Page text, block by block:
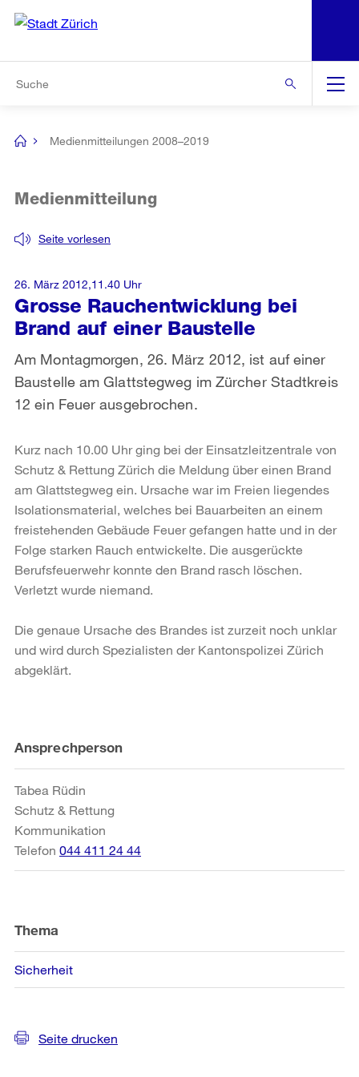
Navigation
[no
Medienmitteilungen 2008–2019
Grosse Rauchentwicklung bei
Brand auf einer Baustelle
Seite vorlesen
Medienmitteilung
Am Montagmorgen, 26. März 2012, ist auf einer
Baustelle am Glattstegweg im Zürcher Stadtkreis
12 ein Feuer ausgebrochen.
26. März 2012,11.40 Uhr
Kurz nach 10.00 Uhr ging bei der Einsatzleitzentrale von
Schutz & Rettung Zürich die Meldung über einen Brand
am Glattstegweg ein. Ursache war im Freien liegendes
Isolationsmaterial, welches bei Bauarbeiten an einem
freistehenden Gebäude Feuer gefangen hatte und in der
Folge starken Rauch entwickelte. Die ausgerückte
Berufsfeuerwehr konnte den Brand rasch löschen.
Verletzt wurde niemand.
Die genaue Ursache des Brandes ist zurzeit noch unklar
und wird durch Spezialisten der Kantonspolizei Zürich
abgeklärt.
Weitere
Informationen
Ansprechperson
Tabea Rüdin
Schutz & Rettung
Kommunikation
Telefon 044 411 24 44
Thema
Sicherheit
Seite drucken